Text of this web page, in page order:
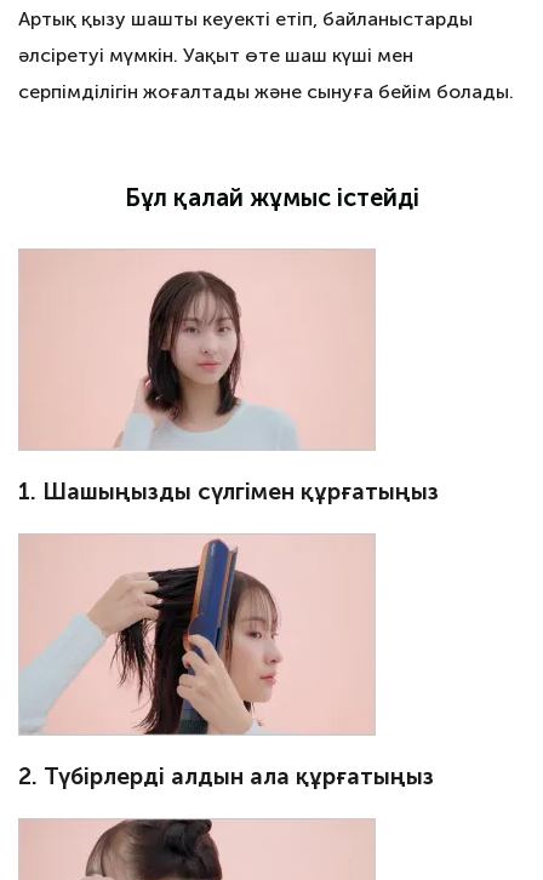
Артық қызу шашты кеуекті етіп, байланыстарды
әлсіретуі мүмкін. Уақыт өте шаш күші мен
серпімділігін жоғалтады және сынуға бейім болады.
Бұл қалай жұмыс істейді
1. Шашыңызды сүлгімен құрғатыңыз
2. Түбірлерді алдын ала құрғатыңыз